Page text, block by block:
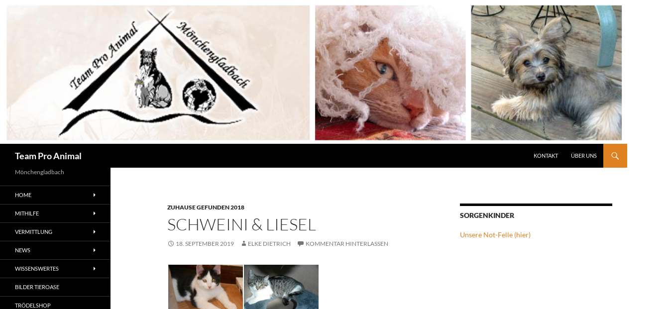
Team Pro Animal KONTAKT ÜBER UNS
ZUHAUSE GEFUNDEN 2018
SCHWEINI & LIESEL
18. SEPTEMBER 2019 ELKE DIETRICH KOMMENTAR HINTERLASSEN
SORGENKINDER
Unsere Not-Felle (hier)
Mönchengladbach
HOME
MITHILFE
VERMITTLUNG
NEWS
WISSENSWERTES
BILDER TIEROASE
TRÖDELSHOP